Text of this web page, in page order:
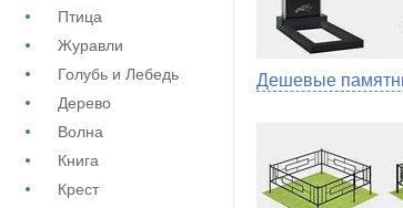
Птица
Журавли
Голубь и Лебедь
Дерево
Волна
Книга
Крест
Дешевые